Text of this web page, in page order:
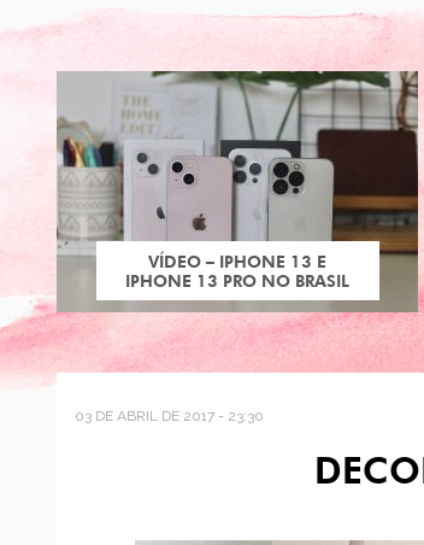
VÍDEO – IPHONE 13 E
IPHONE 13 PRO NO BRASIL
03 DE ABRIL DE 2017 - 23:30